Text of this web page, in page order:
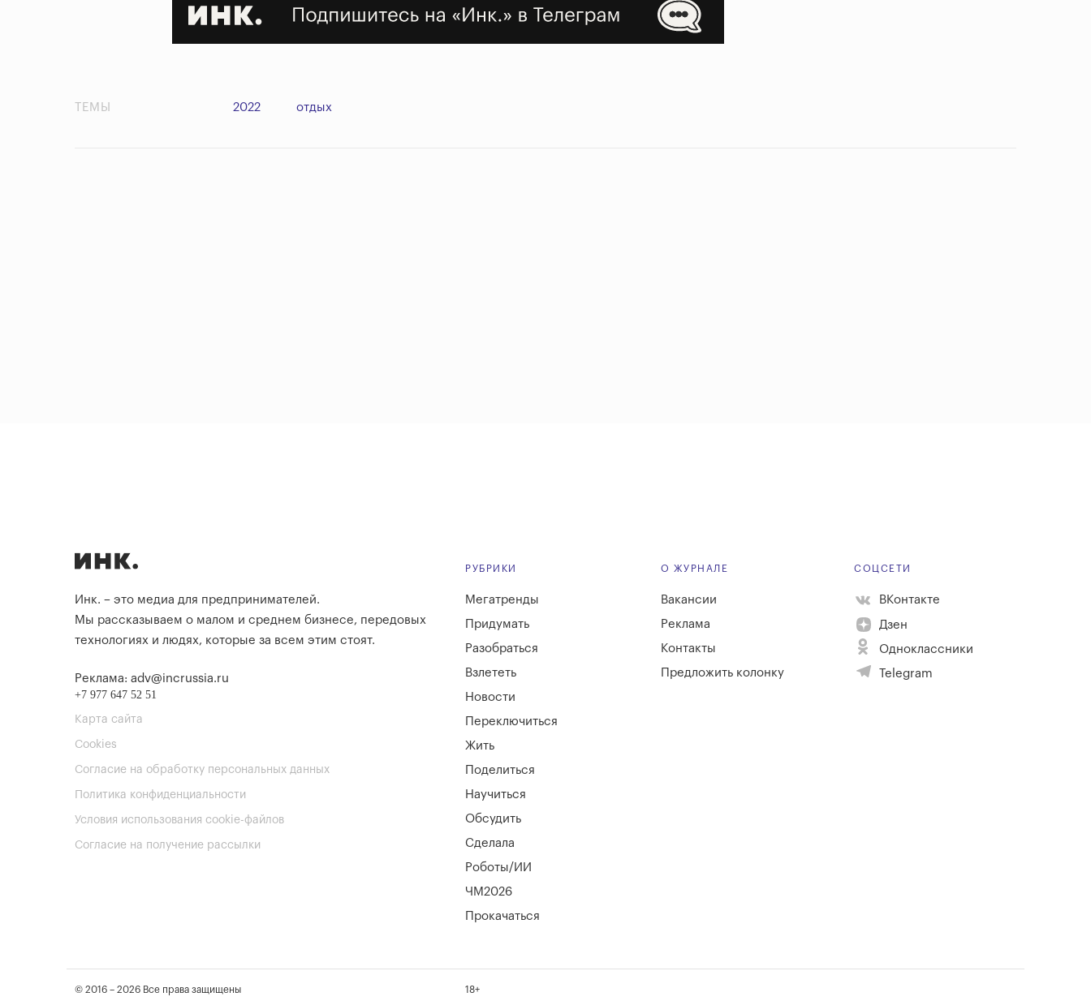
ТЕМЫ 2022 отдых
Инк. – это медиа для предпринимателей.
Мы рассказываем о малом и среднем бизнесе, передовых
технологиях и людях, которые за всем этим стоят.
Реклама: adv@incrussia.ru
+7 977 647 52 51
Карта сайта
Cookies
Согласие на обработку персональных данных
Политика конфиденциальности
Условия использования cookie-файлов
Согласие на получение рассылки
РУБРИКИ
Мегатренды
Придумать
Разобраться
Взлететь
Новости
Переключиться
Жить
Поделиться
Научиться
Обсудить
Сделала
Роботы/ИИ
ЧМ2026
Прокачаться
О ЖУРНАЛЕ
Вакансии
Реклама
Контакты
Предложить колонку
СОЦСЕТИ
ВКонтакте
Дзен
Одноклассники
Telegram
© 2016 – 2026 Все права защищены 18+